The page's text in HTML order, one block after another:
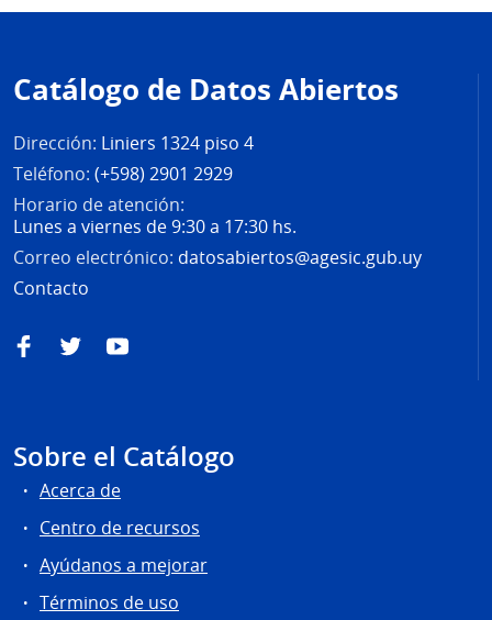
de
página
Catálogo de Datos Abiertos
Dirección: Liniers 1324 piso 4
Teléfono: (+598) 2901 2929
Horario de atención:
Lunes a viernes de 9:30 a 17:30 hs.
Correo electrónico: datosabiertos@agesic.gub.uy
Contacto
FacebookTwitterYouTube
Sobre el Catálogo
Acerca de
Centro de recursos
Ayúdanos a mejorar
Términos de uso